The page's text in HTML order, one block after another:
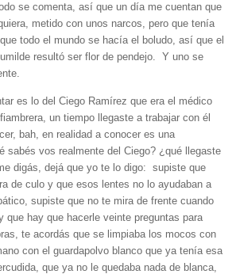
se comenta, así que un día me cuentan que
metido con unos narcos, pero que tenía
todo el mundo se hacía el boludo, así que el
resultó ser flor de pendejo. Y uno se
es lo del Ciego Ramírez que era el médico
un tiempo llegaste a trabajar con él
bah, en realidad a conocer es una
sabés vos realmente del Ciego? ¿qué llegaste
digás, dejá que yo te lo digo: supiste que
de culo y que esos lentes no lo ayudaban a
supiste que no te mira de frente cuando
que hay que hacerle veinte preguntas para
te acordás que se limpiaba los mocos con
con el guardapolvo blanco que ya tenía esa
que ya no le quedaba nada de blanca,